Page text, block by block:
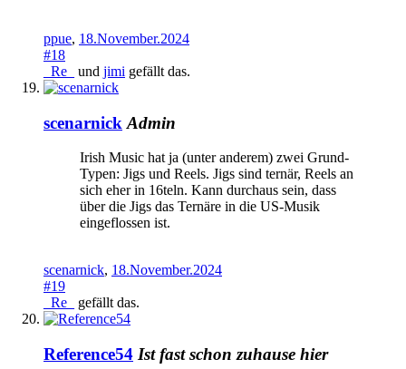
ppue, 18.November.2024
#18
_Re_
und jimi gefällt das.
scenarnick Admin
Irish Music hat ja (unter anderem) zwei Grund-
Typen: Jigs und Reels. Jigs sind ternär, Reels an
sich eher in 16teln. Kann durchaus sein, dass
über die Jigs das Ternäre in die US-Musik
eingeflossen ist.
scenarnick, 18.November.2024
#19
_Re_
gefällt das.
Reference54 Ist fast schon zuhause hier